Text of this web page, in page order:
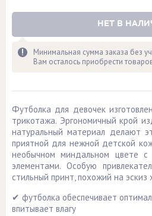
НЕТ В
Минимальная сумма заказа без
Вам осталось приобрести
Футболка для девочек
трикотажа. Эргономичный крой
натуральный материал делают
приятной для нежной детской
необычном миндальном цвете с
элементами. Особую
стильный принт, похожий на эскиз
✔ футболка обеспечивает
впитывает влагу